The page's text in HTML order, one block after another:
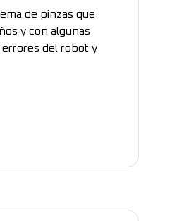
de pinzas que
y con algunas
del robot y